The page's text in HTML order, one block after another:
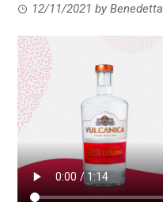
12/11/2021 byBenedetta